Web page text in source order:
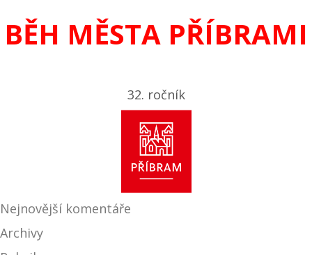
BĚH MĚSTA PŘÍBRAMI
32. ročník
Nejnovější komentáře
Archivy